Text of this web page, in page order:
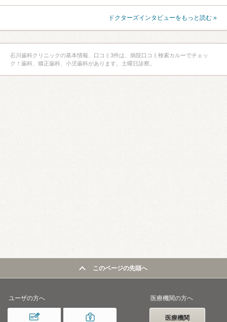
ドクターズインタビューをもっと読む »
石川歯科クリニックの基本情報、口コミ3件は、病院口コミ検索カルーでチェッ
ク！歯科、矯正歯科、小児歯科があります。土曜日診察。
このページの先頭へ
ユーザの方へ 医療機関の方へ
医療機関